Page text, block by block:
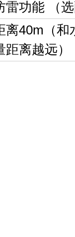
雷功能 （
离40m（和
距离越远）